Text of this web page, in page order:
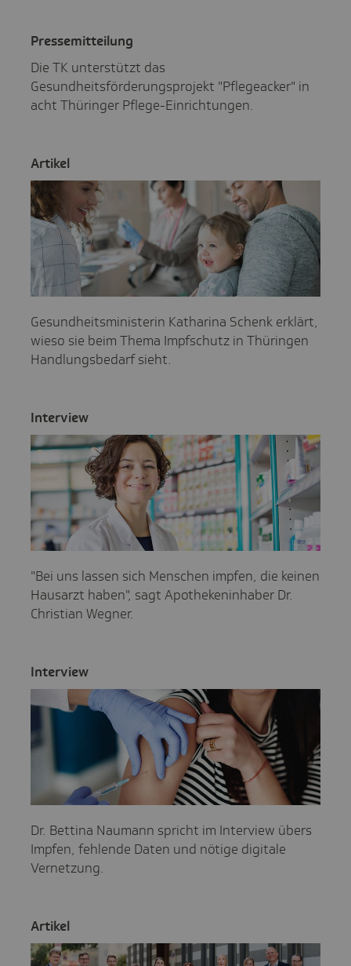
Pres­se­mit­tei­lung
Die TK unterstützt das
Gesundheitsförderungsprojekt "Pflegeacker" in
acht Thüringer Pflege-Einrichtungen.
Artikel
Gesundheitsministerin Katharina Schenk erklärt,
wieso sie beim Thema Impfschutz in Thüringen
Handlungsbedarf sieht.
Inter­view
"Bei uns lassen sich Menschen impfen, die keinen
Hausarzt haben", sagt Apothekeninhaber Dr.
Christian Wegner.
Inter­view
Dr. Bettina Naumann spricht im Interview übers
Impfen, fehlende Daten und nötige digitale
Vernetzung.
Artikel